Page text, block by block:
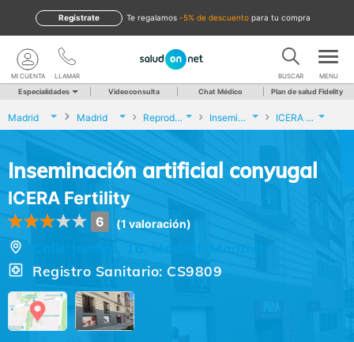
te regalamos -5% de descuento para tu compra
Regístrate
LLAMAR
MI CUENTA BUSCAR MENU
Especialidades Videoconsulta Chat Médico Plan de salud Fidelity
Madrid Madrid Reproducción asistida Inseminación artificial conyugal ICERA Fertility
Inseminación artificial conyugal
ICERA Fertility
6 (1 valoración)
Calle Jordán, 16, Madrid (Madrid)
Registro Sanitario: CS9809